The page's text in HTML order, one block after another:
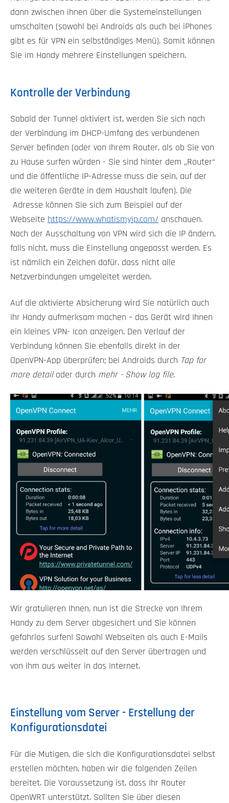
dann zwischen ihnen über die Systemeinstellungen
umschalten (sowohl bei Androids als auch bei iPhones
gibt es für VPN ein selbständiges Menü). Somit können
Sie im Handy mehrere Einstellungen speichern.
Kontrolle der Verbindung
Sobald der Tunnel aktiviert ist, werden Sie sich nach
der Verbindung im DHCP-Umfang des verbundenen
Server befinden (oder von Ihrem Router, als ob Sie von
zu Hause surfen würden - Sie sind hinter dem „Router“
und die öffentliche IP-Adresse muss die sein, auf der
die weiteren Geräte in dem Haushalt laufen). Die
Adresse können Sie sich zum Beispiel auf der
Webseite https://www.whatismyip.com/ anschauen.
Nach der Ausschaltung von VPN wird sich die IP ändern,
falls nicht, muss die Einstellung angepasst werden. Es
ist nämlich ein Zeichen dafür, dass nicht alle
Netzverbindungen umgeleitet werden.
Auf die aktivierte Absicherung wird Sie natürlich auch
Ihr Handy aufmerksam machen – das Gerät wird Ihnen
ein kleines VPN- Icon anzeigen. Den Verlauf der
Verbindung können Sie ebenfalls direkt in der
OpenVPN-App überprüfen; bei Androids durch Tap for
more detailoder durch mehr - Show log file.
Wir gratulieren Ihnen, nun ist die Strecke von Ihrem
Handy zu dem Server abgesichert und Sie können
gefahrlos surfen! Sowohl Webseiten als auch E-Mails
werden verschlüsselt auf den Server übertragen und
von ihm aus weiter in das Internet.
Einstellung vom Server - Erstellung der
Konfigurationsdatei
Für die Mutigen, die sich die Konfigurationsdatei selbst
erstellen möchten, haben wir die folgenden Zeilen
bereitet. Die Voraussetzung ist, dass Ihr Router
OpenWRT unterstützt. Sollten Sie über diesen